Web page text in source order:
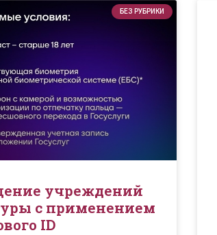
БЕЗ РУБРИКИ
учреждений
с применением
ID